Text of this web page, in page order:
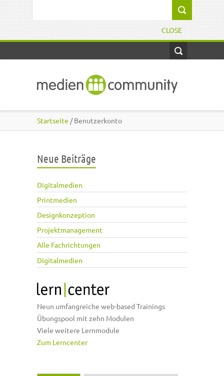
CLOSE
Startseite / Benutzerkonto
Neue Beiträge
Digitalmedien
Printmedien
Designkonzeption
Projektmanagement
Alle Fachrichtungen
Digitalmedien
Neun umfangreiche web-based Trainings
Übungspool mit zehn Modulen
Viele weitere Lernmodule
Zum Lerncenter